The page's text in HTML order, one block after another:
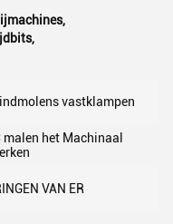
,
,
vastklampen
malen het Machinaal
VAN ER